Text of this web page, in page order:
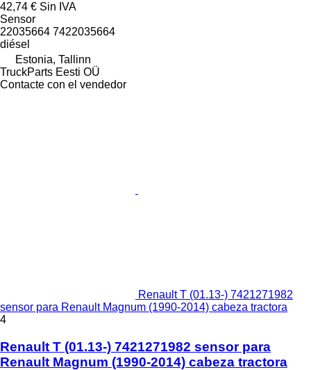
42,74 € Sin IVA
Sensor
22035664 7422035664
diésel
Estonia, Tallinn
TruckParts Eesti OÜ
Contacte con el vendedor
Renault T (01.13-) 7421271982
sensor para Renault Magnum (1990-2014) cabeza tractora
4
Renault T (01.13-) 7421271982 sensor para
Renault Magnum (1990-2014) cabeza tractora